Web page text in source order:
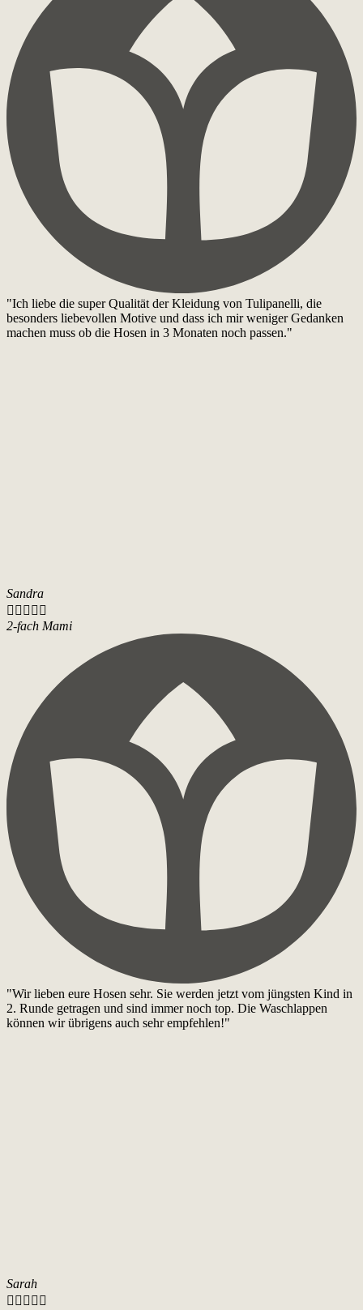
"Ich liebe die super Qualität der Kleidung von Tulipanelli, die
besonders liebevollen Motive und dass ich mir weniger Gedanken
machen muss ob die Hosen in 3 Monaten noch passen."
Sandra
    
2-fach Mami
"Wir lieben eure Hosen sehr. Sie werden jetzt vom jüngsten Kind in
2. Runde getragen und sind immer noch top. Die Waschlappen
können wir übrigens auch sehr empfehlen!"
Sarah
    